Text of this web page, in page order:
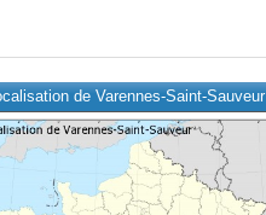
de Varennes-Saint-Sauveur